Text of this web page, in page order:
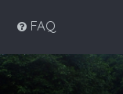
FAQ